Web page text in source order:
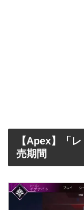
【Apex】「
売期間